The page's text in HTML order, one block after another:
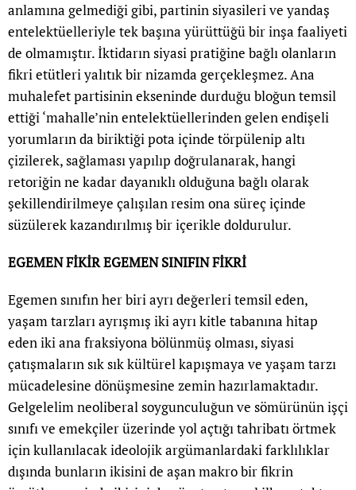
anlamına gelmediği gibi, partinin siyasileri ve yandaş
entelektüelleriyle tek başına yürüttüğü bir inşa faaliyeti
de olmamıştır. İktidarın siyasi pratiğine bağlı olanların
fikri etütleri yalıtık bir nizamda gerçekleşmez. Ana
muhalefet partisinin ekseninde durduğu bloğun temsil
ettiği ‘mahalle’nin entelektüellerinden gelen endişeli
yorumların da biriktiği pota içinde törpülenip altı
çizilerek, sağlaması yapılıp doğrulanarak, hangi
retoriğin ne kadar dayanıklı olduğuna bağlı olarak
şekillendirilmeye çalışılan resim ona süreç içinde
süzülerek kazandırılmış bir içerikle doldurulur.
EGEMEN FİKİR EGEMEN SINIFIN FİKRİ
Egemen sınıfın her biri ayrı değerleri temsil eden,
yaşam tarzları ayrışmış iki ayrı kitle tabanına hitap
eden iki ana fraksiyona bölünmüş olması, siyasi
çatışmaların sık sık kültürel kapışmaya ve yaşam tarzı
mücadelesine dönüşmesine zemin hazırlamaktadır.
Gelgelelim neoliberal soygunculuğun ve sömürünün işçi
sınıfı ve emekçiler üzerinde yol açtığı tahribatı örtmek
için kullanılacak ideolojik argümanlardaki farklılıklar
dışında bunların ikisini de aşan makro bir fikrin